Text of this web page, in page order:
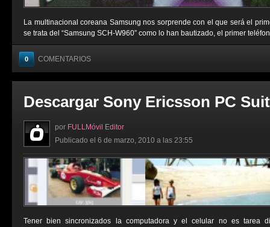
La multinacional coreana Samsung nos sorprende con el que será el
se trata del “Samsung SCH-W960” como lo han bautizado, el primer
0 COMENTARIOS
Descargar Sony Ericsson PC
por FULLMóvil Editor
Publicado el 6 de marzo, 2010 a las 23:55
Tener bien sincronizados la computadora y el celular no es tarea